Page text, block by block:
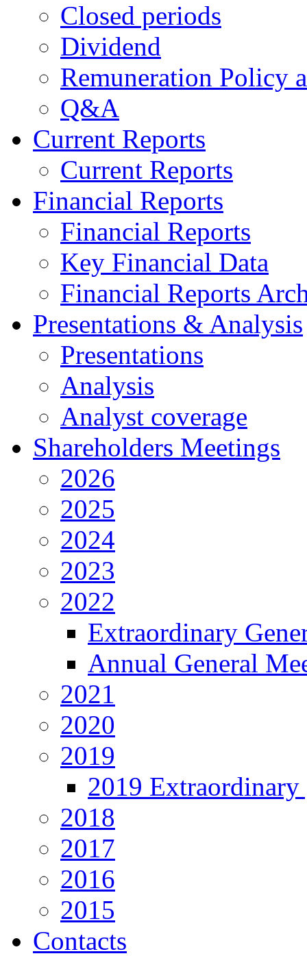
Closed periods
Dividend
Remuneration Policy
Q&A
Current Reports
Current Reports
Financial Reports
Financial Reports
Key Financial Data
Financial Reports
Presentations & Analysis
Presentations
Analysis
Analyst coverage
Shareholders Meetings
2026
2025
2024
2023
2022
Extraordinary
Annual General
2021
2020
2019
2019 Extraordinary
2018
2017
2016
2015
Contacts